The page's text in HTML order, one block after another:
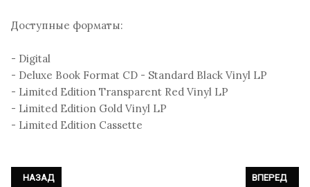
Доступные форматы:
- Digital
- Deluxe Book Format CD - Standard Black Vinyl LP
- Limited Edition Transparent Red Vinyl LP
- Limited Edition Gold Vinyl LP
- Limited Edition Cassette
ПРЕДЫДУЩИЙ: SILENCE - «ALIEN POETRY»
НАЗАД СЛЕДУЮЩИЙ:
ВПЕРЕД